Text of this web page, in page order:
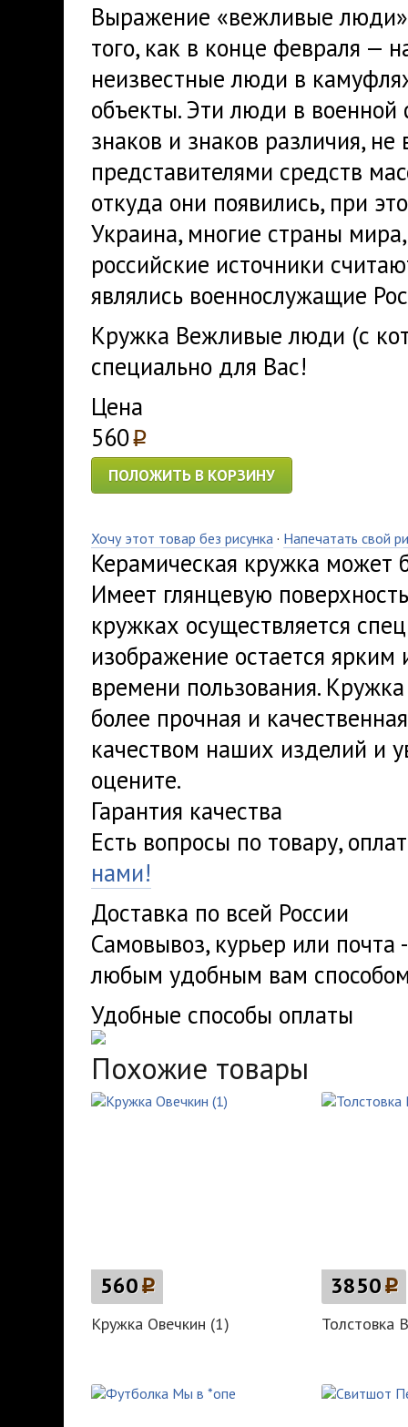
Выражение «вежливые
того, как в конце февраля —
неизвестные люди в
объекты. Эти люди в
знаков и знаков различия, не
представителями средств
откуда они появились, при
Украина, многие страны
российские источники
являлись военнослужащие
Кружка Вежливые люди (с
специально для Вас!
Цена
560p
ПОЛОЖИТЬ В КОРЗИНУ
Хочу этот товар без рисунка · Напечатать свой
Керамическая кружка может
Имеет глянцевую
кружках осуществляется
изображение остается
времени пользования.
более прочная и
качеством наших изделий и
оцените.
Гарантия качества
Есть вопросы по товару,
нами!
Доставка по всей России
Самовывоз, курьер или
любым удобным вам
Удобные способы оплаты
Похожие товары
560p
Кружка Овечкин (1)
3850p
Толстовка